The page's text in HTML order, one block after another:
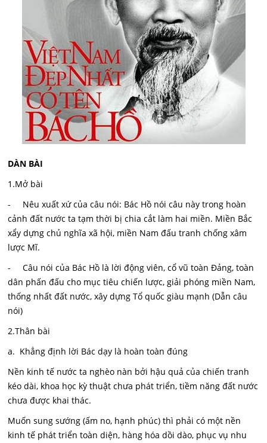
DÀN BÀI
1.Mở bài
- Nêu xuất xứ của câu nói: Bác Hồ nói câu này trong hoàn
cảnh đất nước ta tạm thời bị chia cắt làm hai miền. Miền Bắc
xẩy dựng chủ nghĩa xã hội, miền Nam đấu tranh chống xâm
lược Mĩ.
- Câu nói của Bác Hồ là lời động viên, cổ vũ toàn Đảng, toàn
dân phấn đấu cho mục tiêu chiến lược, giải phóng miền Nam,
thống nhất đất nước, xây dựng Tổ quốc giàu mạnh (Dẫn câu
nói)
2.Thân bài
a. Khẳng định lời Bác dạy là hoàn toàn đúng
Nền kinh tế nước ta nghèo nàn bởi hậu quả của chiến tranh
kéo dài, khoa học kỳ thuật chưa phát triển, tiềm năng đất nước
chưa được khai thác.
Muốn sung sướng (ấm no, hạnh phúc) thì phải có một nền
kinh tế phát triển toàn diện, hàng hóa dồi dào, phục vụ nhu